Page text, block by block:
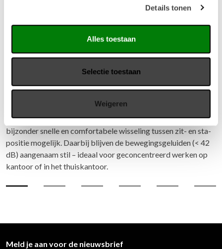
Details tonen
Alles toestaan
Selectie toestaan
Weigeren
Vario Frame zit sta bureau
verstelbare bureaus. Met zijn uitzonderlijk hoge snelheid van
80 mm per seconde bij de hoogteverstelling maakt hij een
bijzonder snelle en comfortabele wisseling tussen zit- en sta-
positie mogelijk. Daarbij blijven de bewegingsgeluiden (< 42
dB) aangenaam stil – ideaal voor geconcentreerd werken op
kantoor of in het thuiskantoor.
Meld je aan voor de nieuwsbrief